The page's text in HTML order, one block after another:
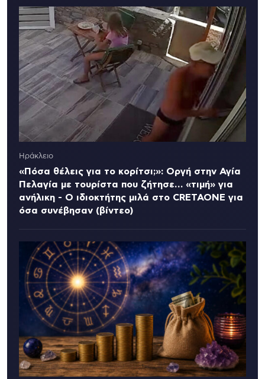
Ηράκλειο
«Πόσα θέλεις για το κορίτσι;»: Οργή στην Αγία
Πελαγία με τουρίστα που ζήτησε… «τιμή» για
ανήλικη - Ο ιδιοκτήτης μιλά στο CRETAONE για
όσα συνέβησαν (βίντεο)